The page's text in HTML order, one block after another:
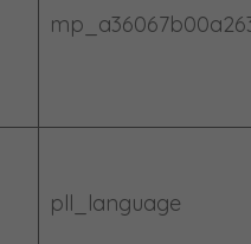
pll_language